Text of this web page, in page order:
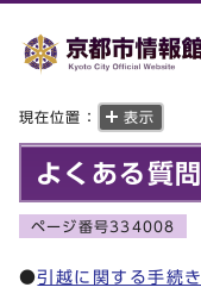
現在位置： 表示
よくある質問
ページ番号334008
●引越に関する手続き